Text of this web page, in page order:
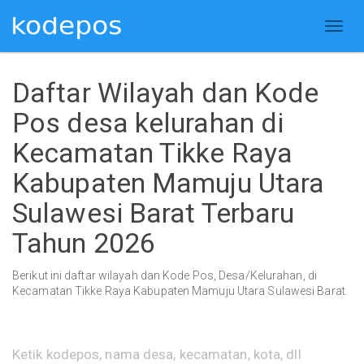
Daftar Wilayah dan Kode
Pos desa kelurahan di
Kecamatan Tikke Raya
Kabupaten Mamuju Utara
Sulawesi Barat Terbaru
Tahun 2026
Berikut ini daftar wilayah dan Kode Pos, Desa/Kelurahan, di
Kecamatan Tikke Raya Kabupaten Mamuju Utara Sulawesi Barat.